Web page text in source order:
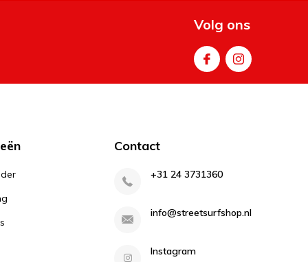
Volg ons
Contact
+31 24 3731360
info@streetsurfshop.nl
Instagram